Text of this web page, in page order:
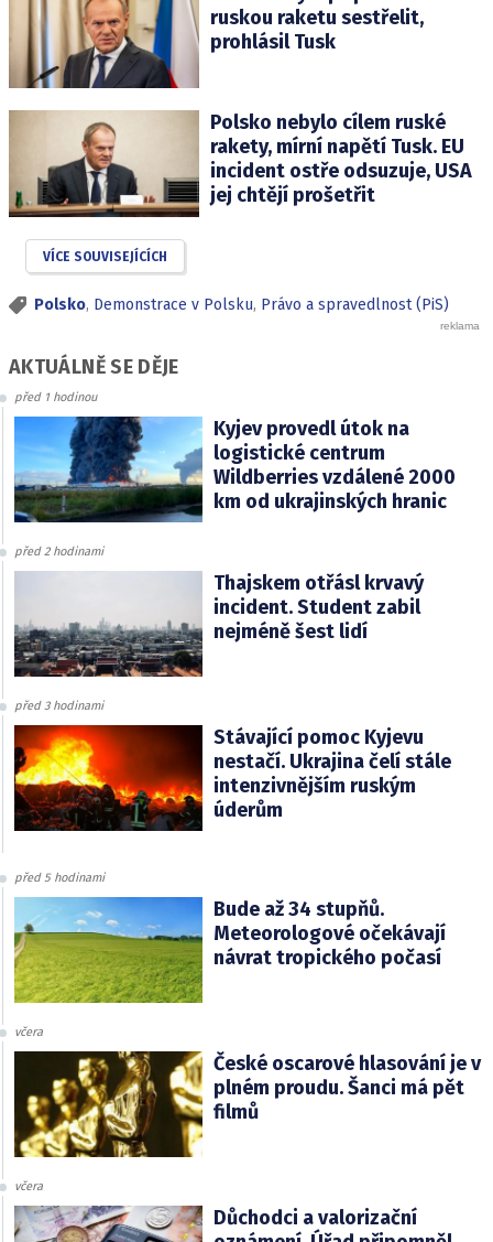
ruskou raketu sestřelit,
prohlásil Tusk
Polsko nebylo cílem ruské
rakety, mírní napětí Tusk. EU
incident ostře odsuzuje, USA
jej chtějí prošetřit
VÍCE SOUVISEJÍCÍCH
Polsko, Demonstrace v Polsku, Právo a spravedlnost (PiS)
AKTUÁLNĚ SE DĚJE
před 1 hodinou
Kyjev provedl útok na
logistické centrum
Wildberries vzdálené 2000
km od ukrajinských hranic
před 2 hodinami
Thajskem otřásl krvavý
incident. Student zabil
nejméně šest lidí
před 3 hodinami
Stávající pomoc Kyjevu
nestačí. Ukrajina čelí stále
intenzivnějším ruským
úderům
před 5 hodinami
Bude až 34 stupňů.
Meteorologové očekávají
návrat tropického počasí
včera
České oscarové hlasování je v
plném proudu. Šanci má pět
filmů
včera
Důchodci a valorizační